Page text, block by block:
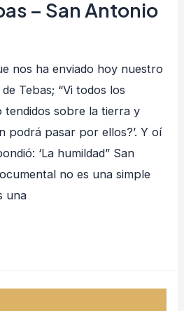
– San Antonio
nos ha enviado hoy nuestro
Tebas; “Vi todos los
tendidos sobre la tierra y
podrá pasar por ellos?’. Y oí
‘La humildad” San
no es una simple
una